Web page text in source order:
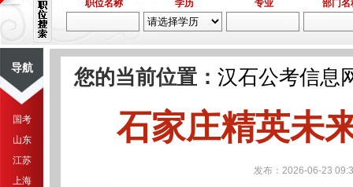
职位名称 学历 专业 部门名
导航
国考
山东
江苏
上海
您的当前位置： 汉石公考信息
石家庄精英未
发布：2026-06-23